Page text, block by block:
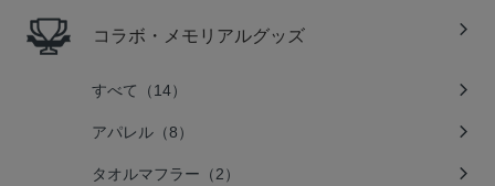
コラボ・メモリアルグッズ
すべて（14）
アパレル（8）
タオルマフラー（2）